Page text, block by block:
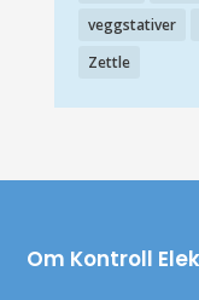
veggstativer
Zettle
Om Kontroll